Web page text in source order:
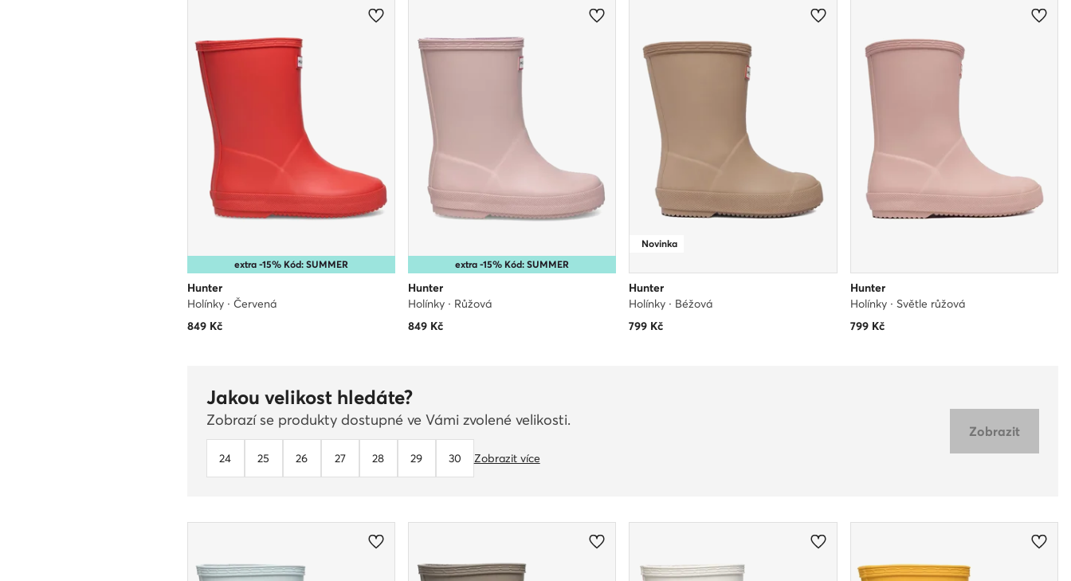
extra -15% Kód: SUMMER
Hunter
Holínky · Červená
849Kč
extra -15% Kód: SUMMER
Hunter
Holínky · Růžová
849Kč
Novinka
Hunter
Holínky · Béžová
799 Kč
Hunter
Holínky · Světle růžová
799Kč
Jakou velikost hledáte?
Zobrazí se produkty dostupné ve Vámi zvolené velikosti.
24 25 26 27 28 29 30 Zobrazit více
Zobrazit